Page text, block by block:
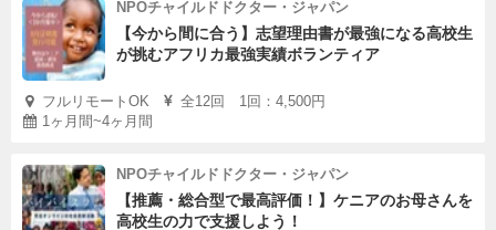
NPOチャイルドドクター・ジャパン
【今から間に合う】志望理由書が最強になる高校生
が挑むアフリカ最強実績ボランティア
フルリモートOK
全12回 1回：4,500円
1ヶ月間~4ヶ月間
NPOチャイルドドクター・ジャパン
【推薦・総合型で最高評価！】ケニアのお母さんを
高校生の力で支援しよう！